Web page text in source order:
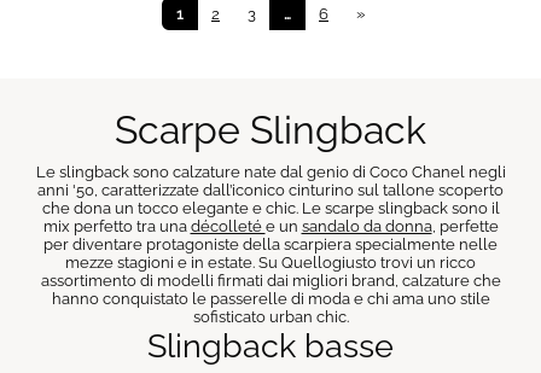
1 2 3 … 6 »
Scarpe Slingback
Le slingback sono calzature nate dal genio di Coco Chanel negli
anni '50, caratterizzate dall’iconico cinturino sul tallone scoperto
che dona un tocco elegante e chic. Le scarpe slingback sono il
mix perfetto tra una décolleté e un sandalo da donna, perfette
per diventare protagoniste della scarpiera specialmente nelle
mezze stagioni e in estate. Su Quellogiusto trovi un ricco
assortimento di modelli firmati dai migliori brand, calzature che
hanno conquistato le passerelle di moda e chi ama uno stile
sofisticato urban chic.
Slingback basse